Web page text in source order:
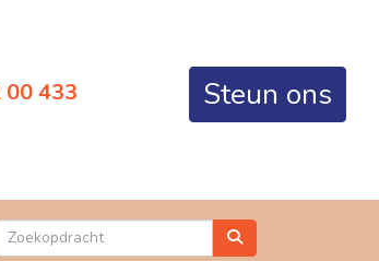
00 433 Steun ons